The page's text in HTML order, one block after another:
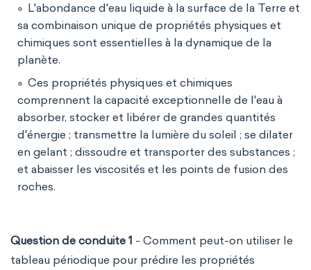
L'abondance d'eau liquide à la surface de la Terre et
sa combinaison unique de propriétés physiques et
chimiques sont essentielles à la dynamique de la
planète.
Ces propriétés physiques et chimiques
comprennent la capacité exceptionnelle de l'eau à
absorber, stocker et libérer de grandes quantités
d'énergie ; transmettre la lumière du soleil ; se dilater
en gelant ; dissoudre et transporter des substances ;
et abaisser les viscosités et les points de fusion des
roches.
Question de conduite 1 - Comment peut-on utiliser le
tableau périodique pour prédire les propriétés